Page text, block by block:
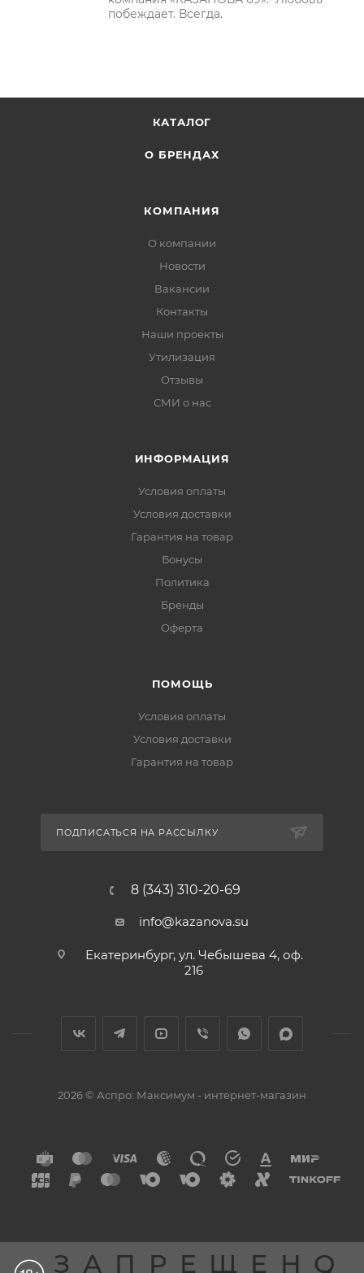
побеждает. Всегда.
КАТАЛОГ
О БРЕНДАХ
КОМПАНИЯ
О компании
Новости
Вакансии
Контакты
Наши проекты
Утилизация
Отзывы
СМИ о нас
ИНФОРМАЦИЯ
Условия оплаты
Условия доставки
Гарантия на товар
Бонусы
Политика
Бренды
Оферта
ПОМОЩЬ
Условия оплаты
Условия доставки
Гарантия на товар
ПОДПИСАТЬСЯ НА РАССЫЛКУ
8 (343) 310-20-69
info@kazanova.su
Екатеринбург, ул. Чебышева 4, оф.
216
2026 © Аспро: Максимум - интернет-магазин
ЗАПРЕЩЕНО